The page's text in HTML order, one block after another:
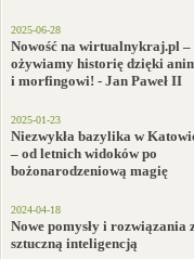
2025-06-28
Nowość na wirtualnykraj.pl –
ożywiamy historię dzięki
i morfingowi! - Jan Paweł II
2025-01-23
Niezwykła bazylika w
– od letnich widoków po
bożonarodzeniową magię
2024-04-18
Nowe pomysły i rozwiązania
sztuczną inteligencją